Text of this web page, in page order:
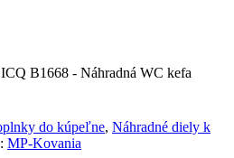
B1668 - Náhradná WC kefa
do kúpeľne, Náhradné diely k
MP-Kovania